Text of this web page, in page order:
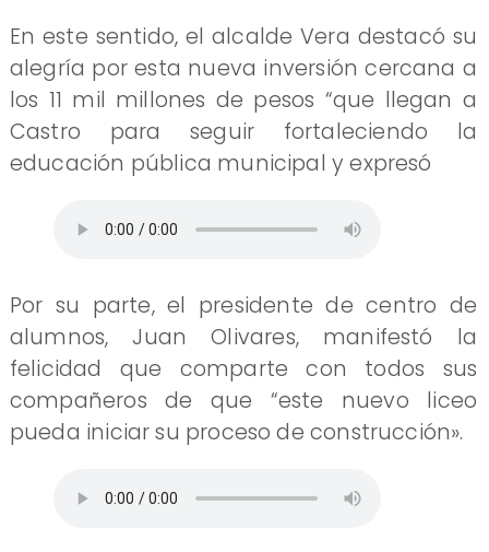
En este sentido, el alcalde Vera destacó su
alegría por esta nueva inversión cercana a
los 11 mil millones de pesos “que llegan a
Castro para seguir fortaleciendo la
educación pública municipal y expresó
Por su parte, el presidente de centro de
alumnos, Juan Olivares, manifestó la
felicidad que comparte con todos sus
compañeros de que “este nuevo liceo
pueda iniciar su proceso de construcción».